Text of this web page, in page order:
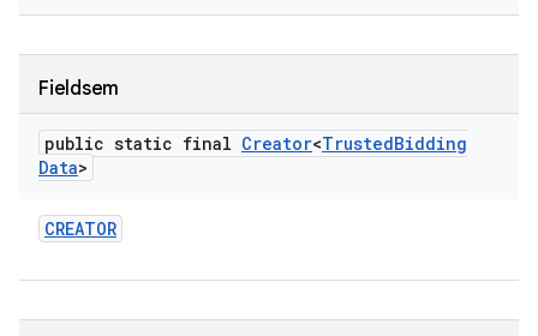
Fieldsem
public static final Creator<TrustedBidding
Data>
CREATOR